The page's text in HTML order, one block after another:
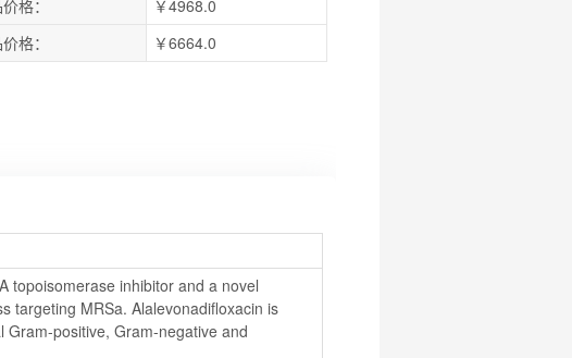
格：
￥4968.0
格： ￥6664.0
topoisomerase inhibitor and a novel
targeting MRSa. Alalevonadifloxacin is
positive, Gram-negative and